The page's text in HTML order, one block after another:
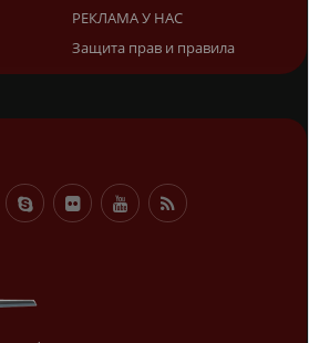
РЕКЛАМА У НАС
Защита прав и правила